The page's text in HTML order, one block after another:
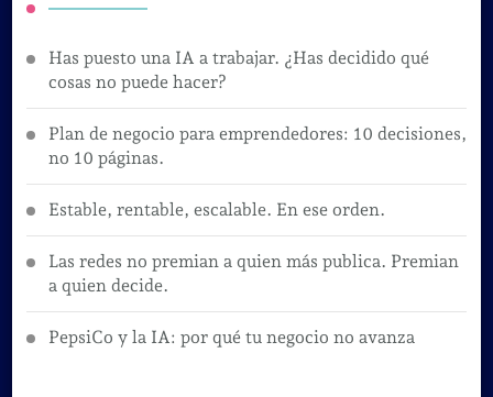
Has puesto una IA a trabajar. ¿Has decidido qué
cosas no puede hacer?
Plan de negocio para emprendedores: 10 decisiones,
no 10 páginas.
Estable, rentable, escalable. En ese orden.
Las redes no premian a quien más publica. Premian
a quien decide.
PepsiCo y la IA: por qué tu negocio no avanza